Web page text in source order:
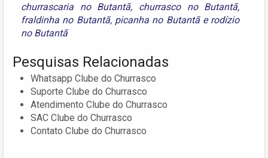
churrascaria no Butantã, churrasco no Butantã,
fraldinha no Butantã, picanha no Butantãe rodízio
no Butantã
Pesquisas Relacionadas
Whatsapp Clube do Churrasco
Suporte Clube do Churrasco
Atendimento Clube do Churrasco
SAC Clube do Churrasco
Contato Clube do Churrasco